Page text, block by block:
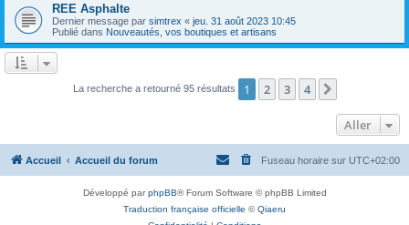
REE Asphalte
Dernier message par simtrex « jeu. 31 août 2023 10:45
Publié dans Nouveautés, vos boutiques et artisans
La recherche a retourné 95 résultats 1 2 3 4
Aller
Accueil Accueil du forum Fuseau horaire sur UTC+02:00
Développé parphpBB® Forum Software © phpBB Limited
Traduction française officielle ©Qiaeru